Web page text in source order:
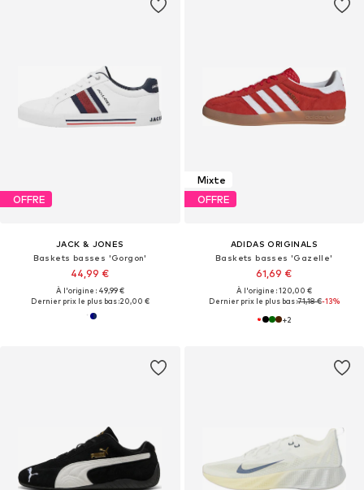
OFFRE
JACK & JONES
Baskets basses 'Gorgon'
44,99 €
À l'origine : 49,99 €
Dernier prix le plus bas :20,00 €
Mixte
OFFRE
ADIDAS ORIGINALS
Baskets basses 'Gazelle'
61,69 €
À l'origine : 120,00 €
Dernier prix le plus bas :71,18 €-13%
+2